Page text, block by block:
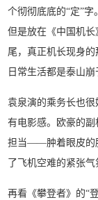
个彻彻底底的“定”字
但是放在《中国机
尾，真正机长现身的
日常生活都是泰山崩
袁泉演的乘务长也
有电影感。欧豪的
担当——肿着眼皮的
了飞机空难的紧张气
再看《攀登者》的“